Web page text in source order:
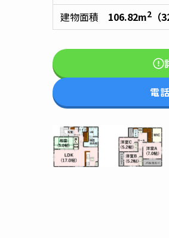
建物面積 106.82m2 （
電